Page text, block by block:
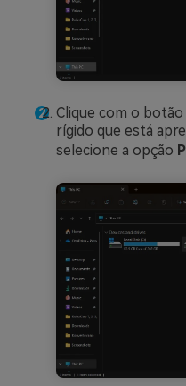
Clique com o
rígido que está
selecione a opção